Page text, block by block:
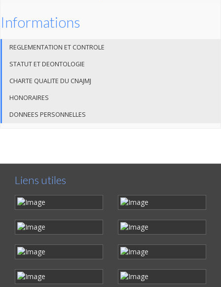
Informations
REGLEMENTATION ET CONTROLE
STATUT ET DEONTOLOGIE
CHARTE QUALITE DU CNAJMJ
HONORAIRES
DONNEES PERSONNELLES
Liens utiles